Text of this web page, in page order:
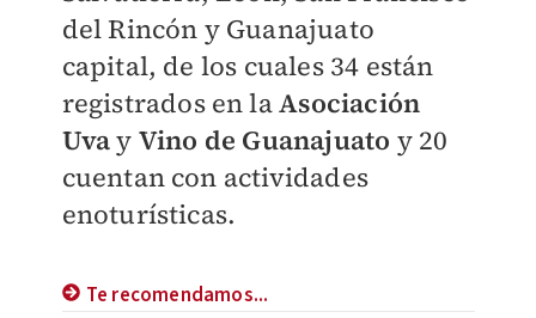
del Rincón y Guanajuato
capital, de los cuales 34 están
registrados en laAsociación
Uvay Vino de Guanajuato y 20
cuentan con actividades
enoturísticas.
Te recomendamos...